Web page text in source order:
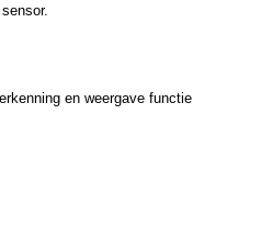
en weergave functie